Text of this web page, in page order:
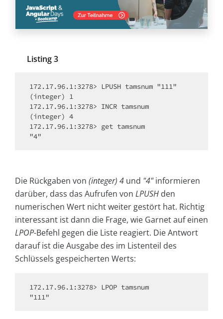
Listing 3
172.17.96.1:3278> LPUSH tamsnum "111"
(integer) 1
172.17.96.1:3278> INCR tamsnum
(integer) 4
172.17.96.1:3278> get tamsnum
Die Rückgaben von (integer) 4 und "4"informieren
darüber, dass das Aufrufen von LPUSH den
numerischen Wert nicht weiter gestört hat. Richtig
interessant ist dann die Frage, wie Garnet auf einen
LPOP-Befehl gegen die Liste reagiert. Die Antwort
darauf ist die Ausgabe des im Listenteil des
Schlüssels gespeicherten Werts:
172.17.96.1:3278> LPOP tamsnum